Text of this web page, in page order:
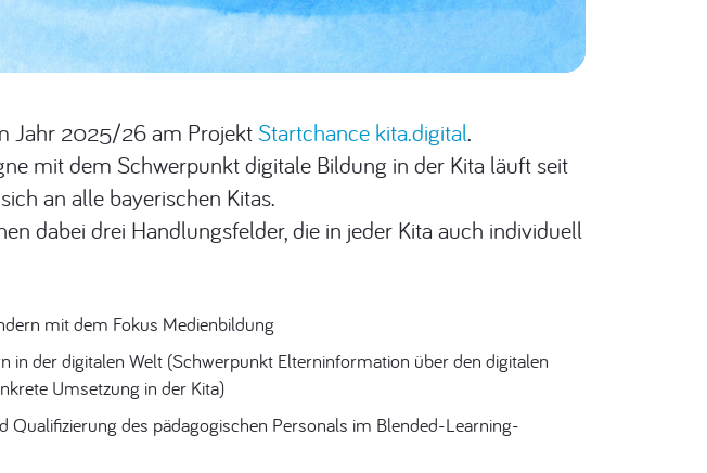
Jahr 2025/26 am ProjektStartchance kita.digital.
mit dem Schwerpunkt digitale Bildung in der Kita läuft seit
an alle bayerischen Kitas.
dabei drei Handlungsfelder, die in jeder Kita auch individuell
mit dem Fokus Medienbildung
in der digitalen Welt (Schwerpunkt Elterninformation über den digitalen
Umsetzung in der Kita)
des pädagogischen Personals im Blended-Learning-